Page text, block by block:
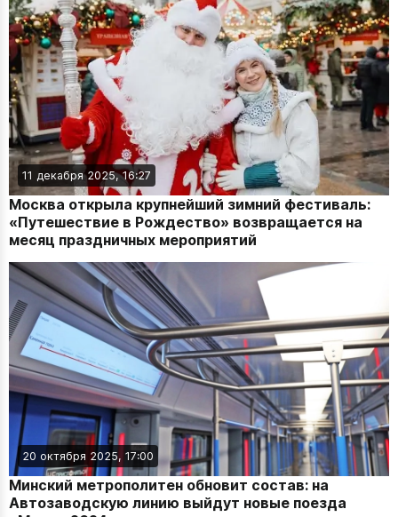
11 декабря 2025, 16:27
Москва открыла крупнейший зимний фестиваль:
«Путешествие в Рождество» возвращается на
месяц праздничных мероприятий
20 октября 2025, 17:00
Минский метрополитен обновит состав: на
Автозаводскую линию выйдут новые поезда